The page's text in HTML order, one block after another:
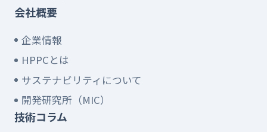
会社概要
企業情報
HPPCとは
サステナビリティについて
開発研究所（MIC）
技術コラム